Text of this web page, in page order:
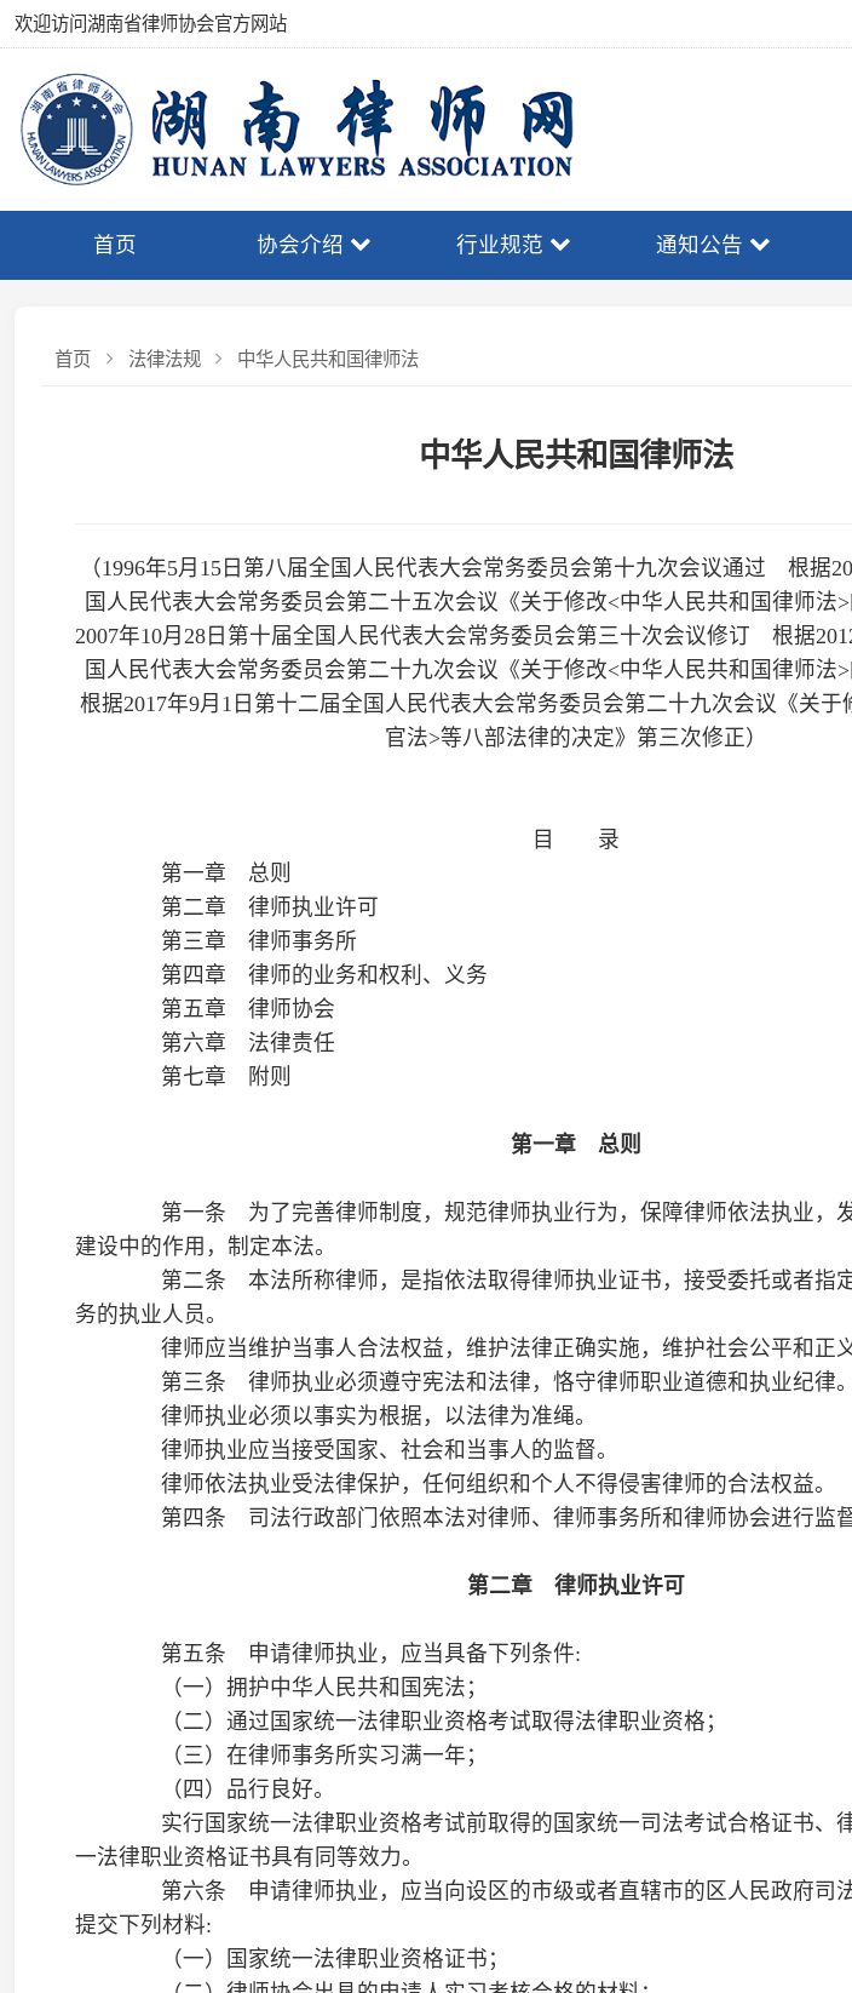
欢迎访问湖南省律师协会官方网站
（1996年5月15日第八届全国人民代表大会常务委员会第十九次会议通过 根据2001年12月29日第九届全
国人民代表大会常务委员会第二十五次会议《关于修改<中华人民共和国律师法>的决定》第一次修正
根据2017年9月1日第十二届全国人民代表大会常务委员会第二十九次会议《关于修改<中华人民共和国法
官法>等八部法律的决定》第三次修正）
目 录
第一章 总则
第二章 律师执业许可
建设中的作用，制定本法。
第二条 本法所称律师，是指依法取得律师执业证书，接受委托或者指定，为当事人提供法律服
务的执业人员。
律师应当维护当事人合法权益，维护法律正确实施，维护社会公平和正义。
第三条 律师执业必须遵守宪法和法律，恪守律师职业道德和执业纪律。
第四条 司法行政部门依照本法对律师、律师事务所和律师协会进行监督、指导。
第五条 申请律师执业，应当具备下列条件:
（一）拥护中华人民共和国宪法；
（二）通过国家统一法律职业资格考试取得法律职业资格；
（三）在律师事务所实习满一年；
（四）品行良好。
实行国家统一法律职业资格考试前取得的国家统一司法考试合格证书、律师资格凭证，与国家统
一法律职业资格证书具有同等效力。
第六条 申请律师执业，应当向设区的市级或者直辖市的区人民政府司法行政部门提出申请，并
提交下列材料:
（二）律师协会出具的申请人实习考核合格的材料；
申请兼职律师执业的，还应当提交所在单位同意申请人兼职从事律师职业的证明。
受理申请的部门应当自受理之日起二十日内予以审查，并将审查意见和全部申请材料报送省、自
治区、直辖市人民政府司法行政部门。省、自治区、直辖市人民政府司法行政部门应当自收到报送材料之
日起十日内予以审核，作出是否准予执业的决定。准予执业的，向申请人颁发律师执业证书；不准予执业
的，向申请人书面说明理由。
第七条 申请人有下列情形之一的，不予颁发律师执业证书:
（一）无民事行为能力或者限制民事行为能力的；
（二）受过刑事处罚的，但过失犯罪的除外；
（三）被开除公职或者被吊销律师、公证员执业证书的。
第八条 具有高等院校本科以上学历，在法律服务人员紧缺领域从事专业工作满十五年，具有高
级职称或者同等专业水平并具有相应的专业法律知识的人员，申请专职律师执业的，经国务院司法行政部
门考核合格，准予执业。具体办法由国务院规定。
第九条 有下列情形之一的，由省、自治区、直辖市人民政府司法行政部门撤销准予执业的决